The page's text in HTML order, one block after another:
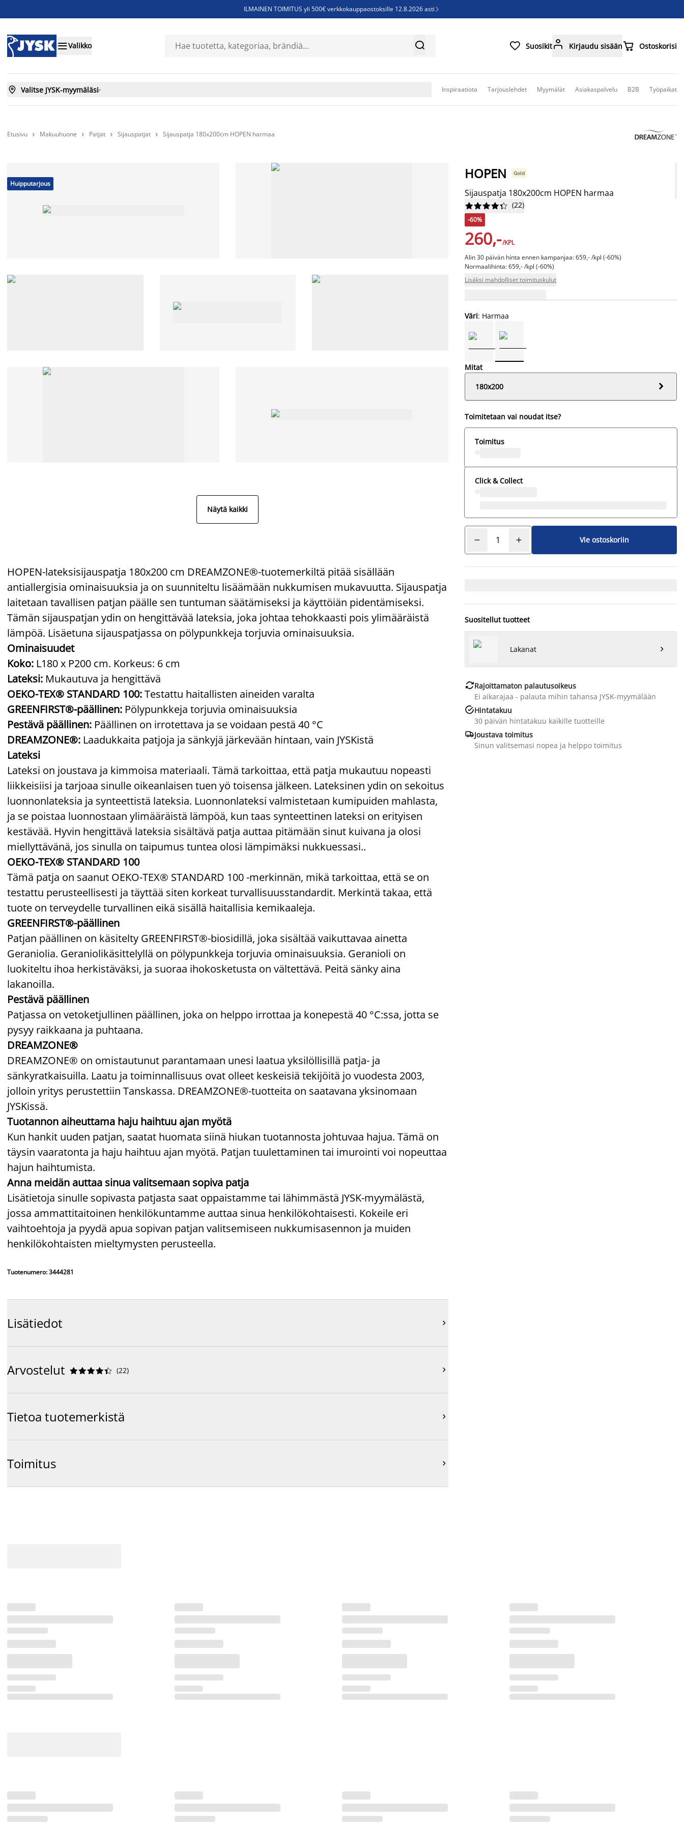
ILMAINEN TOIMITUS yli 500€ verkkokauppaostoksille 12.8.2026 asti 
Sijauspatjoja - Säästä jopa 60%
Valikko   Suosikit Kirjaudu sisään Ostoskorisi
 Valitse JYSK-myymäläsi Inspiraatiota Tarjouslehdet Myymälät Asiakaspalvelu B2B Työpaikat
Etusivu  Makuuhuone  Patjat  Sijauspatjat  Sijauspatja 180x200cm HOPEN harmaa
Huipputarjous
Näytä kaikki
HOPEN-lateksisijauspatja 180x200 cm DREAMZONE®-tuotemerkiltä pitää sisällään
antiallergisia ominaisuuksia ja on suunniteltu lisäämään nukkumisen mukavuutta. Sijauspatja
laitetaan tavallisen patjan päälle sen tuntuman säätämiseksi ja käyttöiän pidentämiseksi.
Tämän sijauspatjan ydin on hengittävää lateksia, joka johtaa tehokkaasti pois ylimääräistä
lämpöä. Lisäetuna sijauspatjassa on pölypunkkeja torjuvia ominaisuuksia.
Ominaisuudet
Koko: L180 x P200 cm. Korkeus: 6 cm
Lateksi: Mukautuva ja hengittävä
OEKO-TEX® STANDARD 100:Testattu haitallisten aineiden varalta
GREENFIRST®-päällinen: Pölypunkkeja torjuvia ominaisuuksia
Pestävä päällinen: Päällinen on irrotettava ja se voidaan pestä 40 °C
DREAMZONE®: Laadukkaita patjoja ja sänkyjä järkevään hintaan, vain JYSKistä
Lateksi
Lateksi on joustava ja kimmoisa materiaali. Tämä tarkoittaa, että patja mukautuu nopeasti
liikkeisiisi ja tarjoaa sinulle oikeanlaisen tuen yö toisensa jälkeen. Lateksinen ydin on sekoitus
luonnonlateksia ja synteettistä lateksia. Luonnonlateksi valmistetaan kumipuiden mahlasta,
ja se poistaa luonnostaan ylimääräistä lämpöä, kun taas synteettinen lateksi on erityisen
kestävää. Hyvin hengittävä lateksia sisältävä patja auttaa pitämään sinut kuivana ja olosi
miellyttävänä, jos sinulla on taipumus tuntea olosi lämpimäksi nukkuessasi..
OEKO-TEX® STANDARD 100
Tämä patja on saanut OEKO-TEX® STANDARD 100 -merkinnän, mikä tarkoittaa, että se on
testattu perusteellisesti ja täyttää siten korkeat turvallisuusstandardit. Merkintä takaa, että
tuote on terveydelle turvallinen eikä sisällä haitallisia kemikaaleja.
GREENFIRST®-päällinen
Patjan päällinen on käsitelty GREENFIRST®-biosidillä, joka sisältää vaikuttavaa ainetta
Geraniolia. Geraniolikäsittelyllä on pölypunkkeja torjuvia ominaisuuksia. Geranioli on
luokiteltu ihoa herkistäväksi, ja suoraa ihokosketusta on vältettävä. Peitä sänky aina
lakanoilla.
Pestävä päällinen
Patjassa on vetoketjullinen päällinen, joka on helppo irrottaa ja konepestä 40 °C:ssa, jotta se
pysyy raikkaana ja puhtaana.
DREAMZONE®
DREAMZONE® on omistautunut parantamaan unesi laatua yksilöllisillä patja- ja
sänkyratkaisuilla. Laatu ja toiminnallisuus ovat olleet keskeisiä tekijöitä jo vuodesta 2003,
jolloin yritys perustettiin Tanskassa. DREAMZONE®-tuotteita on saatavana yksinomaan
JYSKissä.
Tuotannon aiheuttama haju haihtuu ajan myötä
Kun hankit uuden patjan, saatat huomata siinä hiukan tuotannosta johtuvaa hajua. Tämä on
täysin vaaratonta ja haju haihtuu ajan myötä. Patjan tuulettaminen tai imurointi voi nopeuttaa
hajun haihtumista.
Anna meidän auttaa sinua valitsemaan sopiva patja
Lisätietoja sinulle sopivasta patjasta saat oppaistamme tai lähimmästä JYSK-myymälästä,
jossa ammattitaitoinen henkilökuntamme auttaa sinua henkilökohtaisesti. Kokeile eri
vaihtoehtoja ja pyydä apua sopivan patjan valitsemiseen nukkumisasennon ja muiden
henkilökohtaisten mieltymysten perusteella.
Tuotenumero: 3444281
Lisätiedot 
Arvostelut 




 (22) 
Tietoa tuotemerkistä 
Toimitus 
HOPEN Gold
Sijauspatja 180x200cm HOPEN harmaa





 (22)
-60%
260,-/KPL
Alin 30 päivän hinta ennen kampanjaa: 659,- /kpl (-60%)
Normaalihinta: 659,- /kpl (-60%)
Lisäksi mahdolliset toimituskulut
Väri: Harmaa
Mitat
180x200

Toimitetaan vai noudat itse?
Toimitus
Click & Collect
Vie ostoskoriin
Suositellut tuotteet
Lakanat 
Rajoittamaton palautusoikeus
Ei aikarajaa - palauta mihin tahansa JYSK-myymälään
Hintatakuu
30 päivän hintatakuu kaikille tuotteille
Joustava toimitus
Sinun valitsemasi nopea ja helppo toimitus